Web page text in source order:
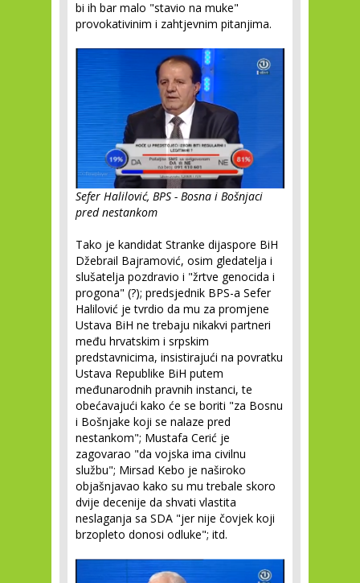
bi ih bar malo "stavio na muke"
provokativinim i zahtjevnim pitanjima.
Sefer Halilović, BPS - Bosna i Bošnjaci
pred nestankom
Tako je kandidat Stranke dijaspore BiH
Džebrail Bajramović, osim gledatelja i
slušatelja pozdravio i "žrtve genocida i
progona" (?); predsjednik BPS-a Sefer
Halilović je tvrdio da mu za promjene
Ustava BiH ne trebaju nikakvi partneri
među hrvatskim i srpskim
predstavnicima, insistirajući na povratku
Ustava Republike BiH putem
međunarodnih pravnih instanci, te
obećavajući kako će se boriti "za Bosnu
i Bošnjake koji se nalaze pred
nestankom"; Mustafa Cerić je
zagovarao "da vojska ima civilnu
službu"; Mirsad Kebo je naširoko
objašnjavao kako su mu trebale skoro
dvije decenije da shvati vlastita
neslaganja sa SDA "jer nije čovjek koji
brzopleto donosi odluke"; itd.